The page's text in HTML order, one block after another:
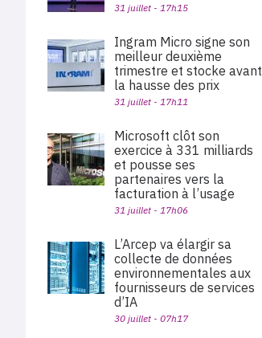
31 juillet - 17h15
Ingram Micro signe son
meilleur deuxième
trimestre et stocke avant
la hausse des prix
31 juillet - 17h11
Microsoft clôt son
exercice à 331 milliards
et pousse ses
partenaires vers la
facturation à l’usage
31 juillet - 17h06
L’Arcep va élargir sa
collecte de données
environnementales aux
fournisseurs de services
d’IA
30 juillet - 07h17